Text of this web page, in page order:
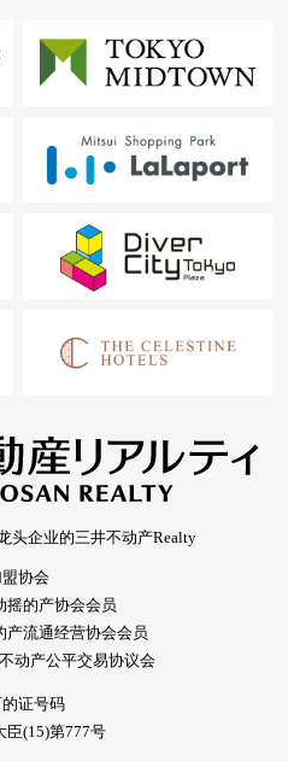
头企业的三井不动产Realty
盟协会
摇的产协会会员
产流通经营协会会员
动产公平交易协议会
证号码
臣(15)第777号